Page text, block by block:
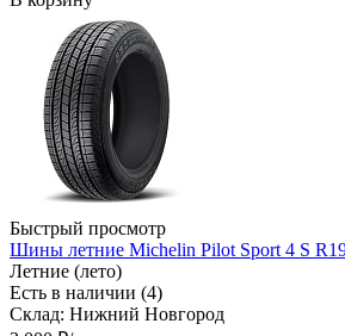
Быстрый просмотр
Шины летние Michelin Pilot Sport 4 S
Летние (лето)
Есть в наличии (4)
Склад: Нижний Новгород